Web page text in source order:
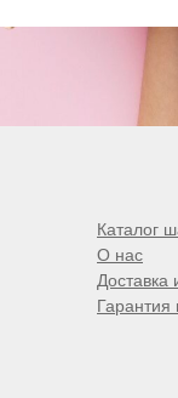
Каталог
О нас
Доставка
Гарантия